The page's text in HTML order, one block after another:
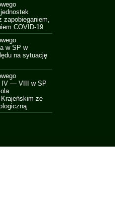
zapobieganiem,
COVID-19
w SP w
na sytuację
IV — VIII w SP
ze